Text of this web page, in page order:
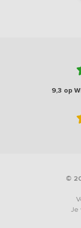
9,3 op
©
Je